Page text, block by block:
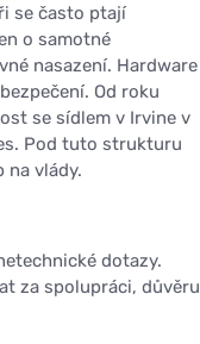
se často ptají
o samotné
nasazení. Hardware
Od roku
se sídlem v Irvine v
Pod tuto strukturu
na vlády.
dotazy.
za spolupráci, důvěru